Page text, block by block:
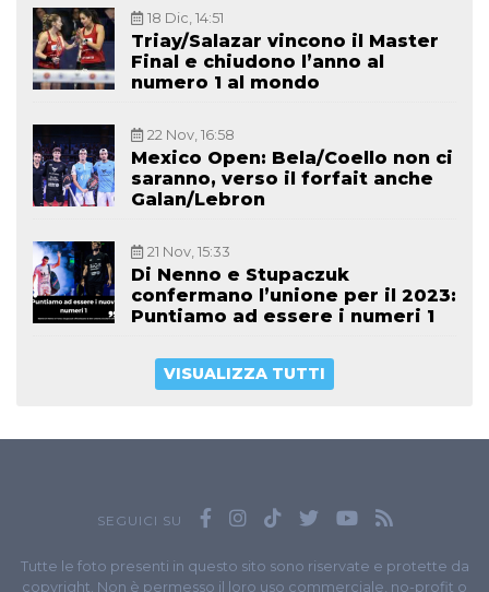
18 Dic, 14:51
Triay/Salazar vincono il Master
Final e chiudono l’anno al
numero 1 al mondo
22 Nov, 16:58
Mexico Open: Bela/Coello non ci
saranno, verso il forfait anche
Galan/Lebron
21 Nov, 15:33
Di Nenno e Stupaczuk
confermano l’unione per il 2023:
Puntiamo ad essere i numeri 1
VISUALIZZA TUTTI
SEGUICI SU
Tutte le foto presenti in questo sito sono riservate e protette da
copyright. Non è permesso il loro uso commerciale, no-profit o